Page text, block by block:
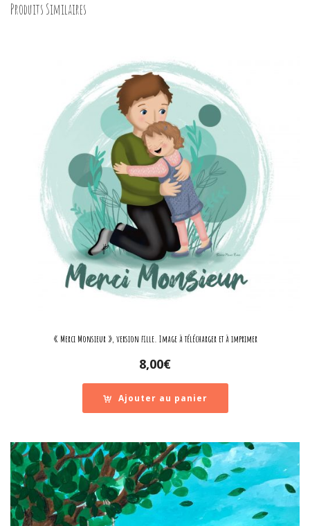
Produits Similaires
« Merci Monsieur », version fille. Image à télécharger et à imprimer
8,00€
Ajouter au panier